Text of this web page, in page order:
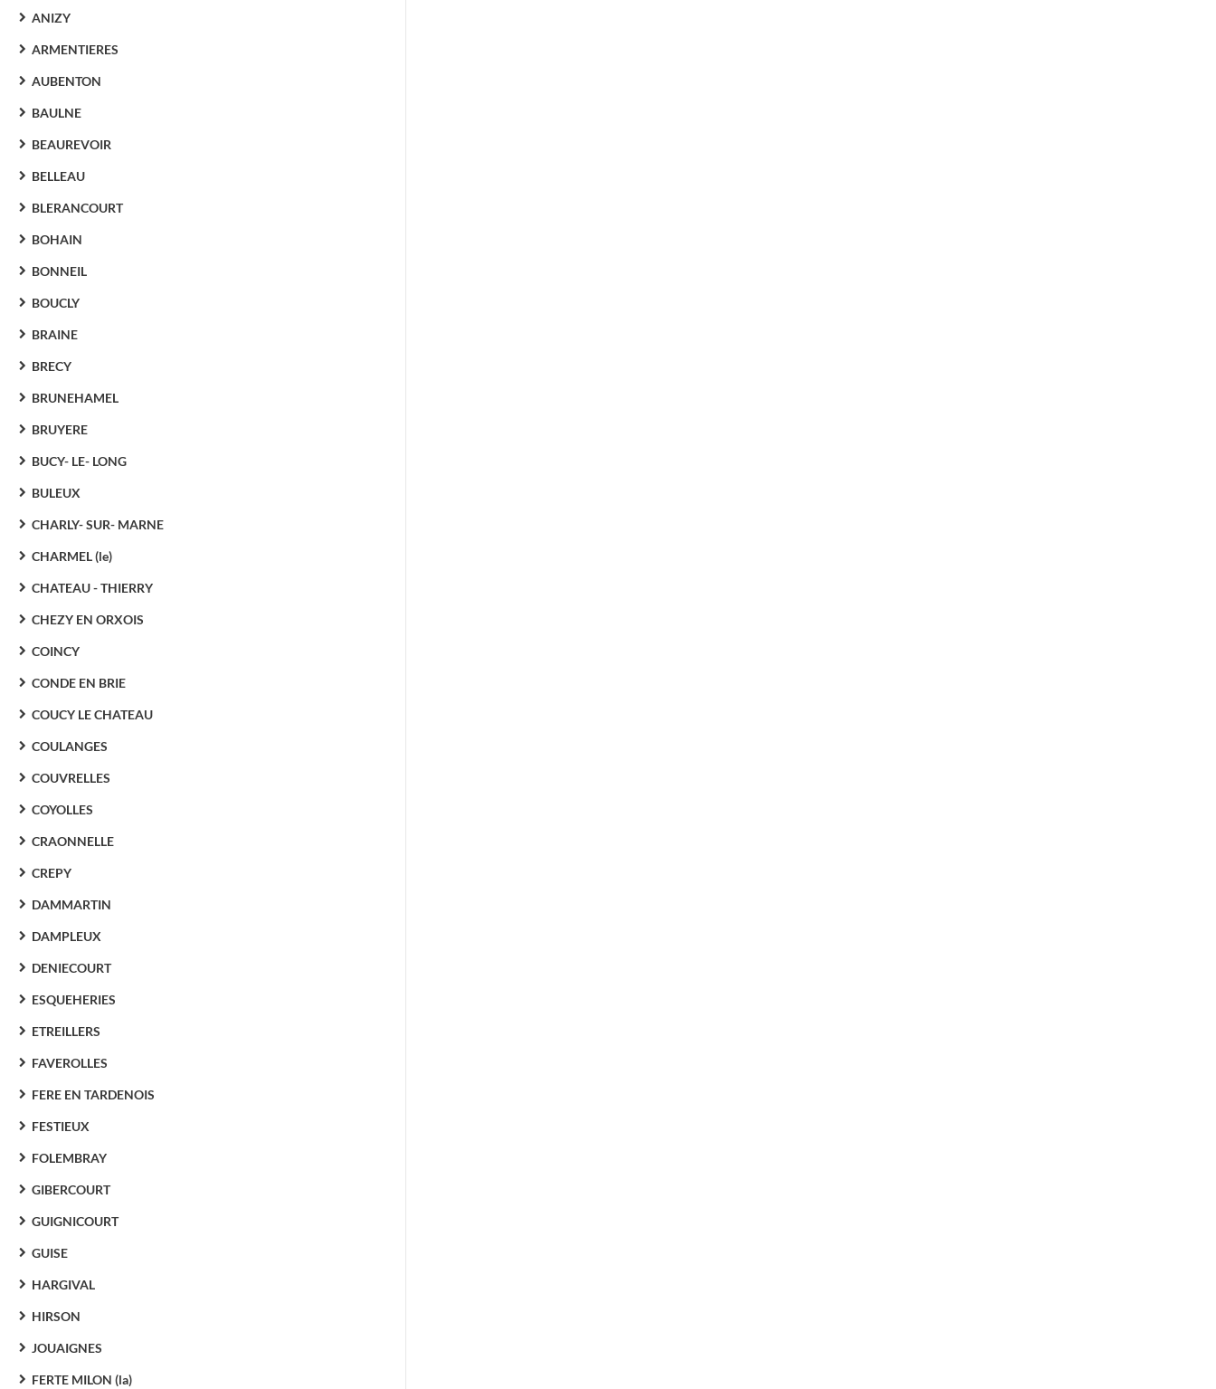
ANIZY
ARMENTIERES
AUBENTON
BAULNE
BEAUREVOIR
BELLEAU
BLERANCOURT
BOHAIN
BONNEIL
BOUCLY
BRAINE
BRECY
BRUNEHAMEL
BRUYERE
BUCY- LE- LONG
BULEUX
CHARLY- SUR- MARNE
CHARMEL (le)
CHATEAU - THIERRY
CHEZY EN ORXOIS
COINCY
CONDE EN BRIE
COUCY LE CHATEAU
COULANGES
COUVRELLES
COYOLLES
CRAONNELLE
CREPY
DAMMARTIN
DAMPLEUX
DENIECOURT
ESQUEHERIES
ETREILLERS
FAVEROLLES
FERE EN TARDENOIS
FESTIEUX
FOLEMBRAY
GIBERCOURT
GUIGNICOURT
GUISE
HARGIVAL
HIRSON
JOUAIGNES
FERTE MILON (la)